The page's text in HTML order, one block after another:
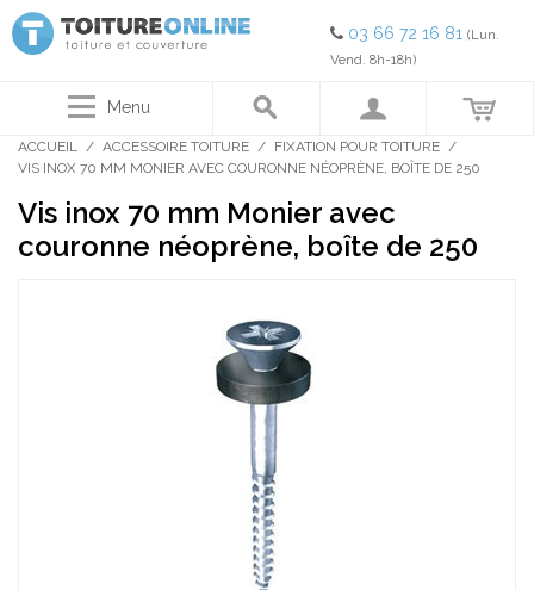
03 66 72 16 81 (Lun.
Vend. 8h-18h)
Menu
ACCUEIL / ACCESSOIRE TOITURE / FIXATION POUR TOITURE /
VIS INOX 70 MM MONIER AVEC COURONNE NÉOPRÈNE, BOÎTE DE 250
Vis inox 70 mm Monier avec
couronne néoprène, boîte de 250